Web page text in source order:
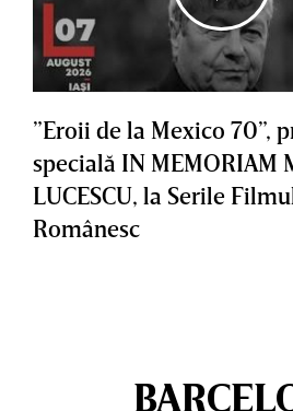
”Eroii de la Mexico 70”,
specială IN MEMORIAM
LUCESCU, la Serile
Românesc